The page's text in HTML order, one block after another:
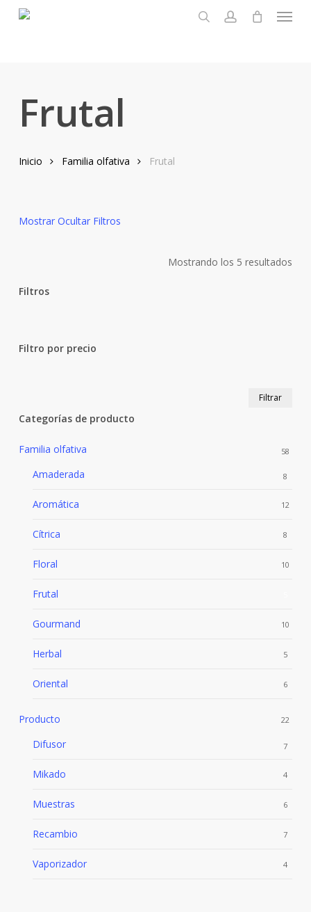
Menu
Frutal
Inicio Familia olfativa Frutal
Mostrar Ocultar Filtros
Mostrando los 5 resultados
Filtros
Filtro por precio
Filtrar
Categorías de producto
Familia olfativa 58
Amaderada 8
Aromática 12
Cítrica 8
Floral 10
Frutal
Gourmand 10
Herbal 5
Oriental 6
Producto 22
Difusor 7
Mikado 4
Muestras 6
Recambio 7
Vaporizador 4